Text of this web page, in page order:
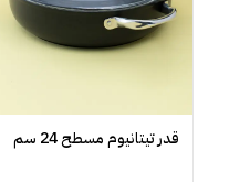
قدر تيتانيوم مسطح 24 سم